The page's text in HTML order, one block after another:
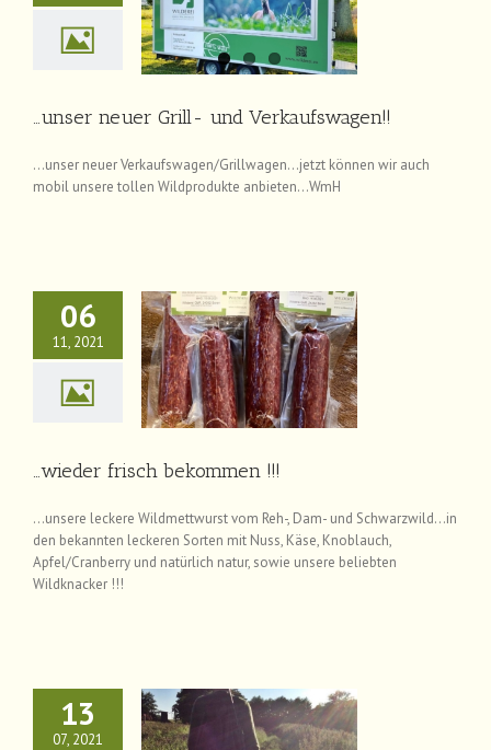
neuer Grill- und
…unser neuer Grill- und Verkaufswagen!!
…unser neuer Verkaufswagen/Grillwagen…jetzt können wir auch
mobil unsere tollen Wildprodukte anbieten…WmH
06
11, 2021
…wieder frisch bekommen !!!
…unsere leckere Wildmettwurst vom Reh-, Dam- und Schwarzwild…in
den bekannten leckeren Sorten mit Nuss, Käse, Knoblauch,
Apfel/Cranberry und natürlich natur, sowie unsere beliebten
Wildknacker !!!
13
07, 2021